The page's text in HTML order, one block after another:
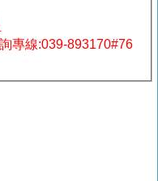
專線:039-893170#76